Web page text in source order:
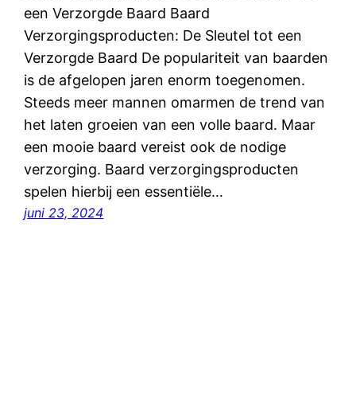
een Verzorgde Baard Baard
Verzorgingsproducten: De Sleutel tot een
Verzorgde Baard De populariteit van baarden
is de afgelopen jaren enorm toegenomen.
Steeds meer mannen omarmen de trend van
het laten groeien van een volle baard. Maar
een mooie baard vereist ook de nodige
verzorging. Baard verzorgingsproducten
spelen hierbij een essentiële…
juni 23, 2024